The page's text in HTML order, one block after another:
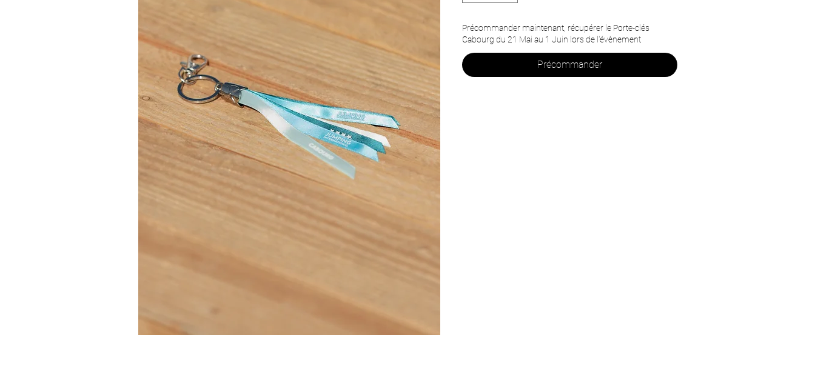
Précommander maintenant, récupérer le Porte-clés
Cabourg du 21 Mai au 1 Juin lors de l'évènement
Précommander